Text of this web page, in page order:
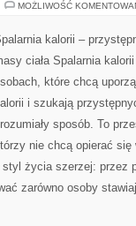
MOŻLIWOŚĆ
kalorii –
ciała Spalarnia
które chcą
i szukają
sposób. To
nie chcą opierać się
życia szerzej: przez
zarówno osoby